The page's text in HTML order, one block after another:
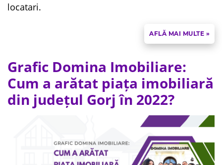
locatari.
AFLĂ MAI MULTE »
Grafic Domina Imobiliare:
Cum a arătat piața imobiliară
din județul Gorj în 2022?